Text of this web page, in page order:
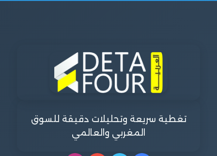
تغطية سريعة وتحليلات دقيقة للسوق
المغربي والعالمي